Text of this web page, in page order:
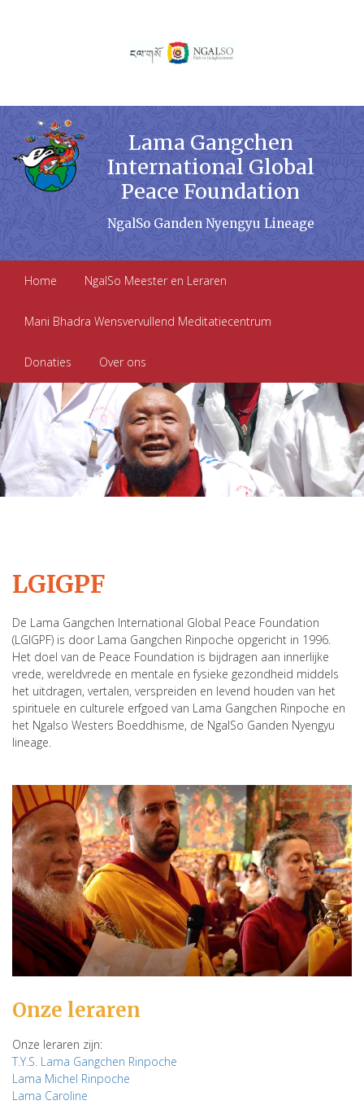
Lama Gangchen
International Global
Peace Foundation
NgalSo Ganden Nyengyu Lineage
Home NgalSo Meester en Leraren
Mani Bhadra Wensvervullend Meditatiecentrum
Donaties Over ons
LGIGPF
De Lama Gangchen International Global Peace Foundation
(LGIGPF) is door Lama Gangchen Rinpoche opgericht in 1996.
Het doel van de Peace Foundation is bijdragen aan innerlijke
vrede, wereldvrede en mentale en fysieke gezondheid middels
het uitdragen, vertalen, verspreiden en levend houden van het
spirituele en culturele erfgoed van Lama Gangchen Rinpoche en
het Ngalso Westers Boeddhisme, de NgalSo Ganden Nyengyu
lineage.
Onze leraren
Onze leraren zijn:
T.Y.S. Lama Gangchen Rinpoche
Lama Michel Rinpoche
Lama Caroline